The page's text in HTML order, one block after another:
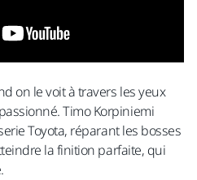
on le voit à travers les yeux
Timo Korpiniemi
Toyota, réparant les bosses
la finition parfaite, qui